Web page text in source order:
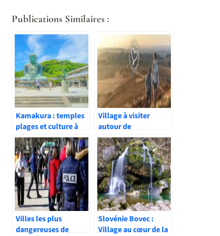
Publications Similaires :
Kamakura : temples
plages et culture à
moins d’1h de Tokyo
Village à visiter
autour de
Douarnenez : nos
coups de cœur
Villes les plus
dangereuses de
Slovénie Bovec :
Village au cœur de la